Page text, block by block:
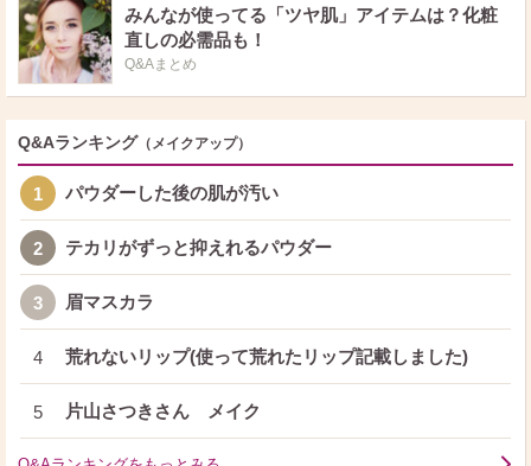
みんなが使ってる「ツヤ肌」アイテムは？化粧
直しの必需品も！
Q&Aまとめ
Q&Aランキング （メイクアップ）
1 パウダーした後の肌が汚い
2 テカリがずっと抑えれるパウダー
3 眉マスカラ
4 荒れないリップ(使って荒れたリップ記載しました)
5 片山さつきさん メイク